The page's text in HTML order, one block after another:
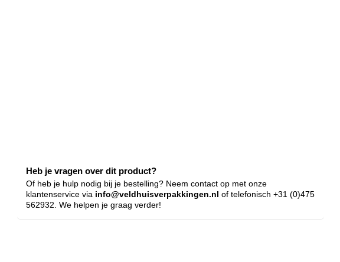
Heb je vragen over dit product?
Of heb je hulp nodig bij je bestelling? Neem contact op met onze
klantenservice via info@veldhuisverpakkingen.nl of telefonisch +31 (0)475
562932. We helpen je graag verder!